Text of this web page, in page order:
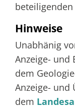
Hinweise
Unabhänig
Anzeige- und
dem
Anzeige-
dem